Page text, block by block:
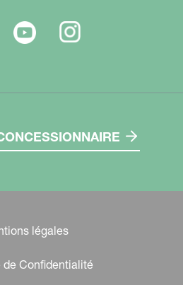
légales
de Confidentialité